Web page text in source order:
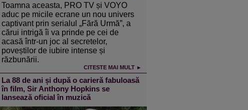
Toamna aceasta, PRO TV și VOYO
aduc pe micile ecrane un nou univers
captivant prin serialul „Fără Urmă”, a
cărui intrigă îi va prinde pe cei de
acasă într-un joc al secretelor,
poveștilor de iubire intense și
răzbunării.
CITESTE MAI MULT ►
La 88 de ani și după o carieră fabuloasă
în film, Sir Anthony Hopkins se
lansează oficial în muzică